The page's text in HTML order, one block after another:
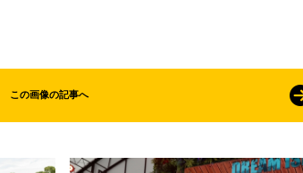
この画像の記事へ